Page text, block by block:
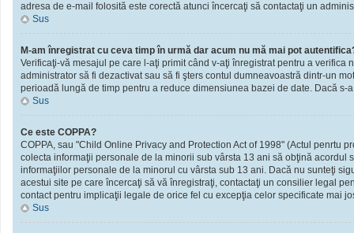
adresa de e-mail folosită este corectă atunci încercaţi să contactaţi un
Sus
M-am înregistrat cu ceva timp în urmă dar acum nu mă mai pot
Verificaţi-vă mesajul pe care l-aţi primit când v-aţi înregistrat pentru a
administrator să fi dezactivat sau să fi şters contul dumneavoastră dintr-un
perioadă lungă de timp pentru a reduce dimensiunea bazei de date. Dacă
Sus
Ce este COPPA?
COPPA, sau "Child Online Privacy and Protection Act of 1998" (Actul penrtu
colecta informaţii personale de la minorii sub vârsta 13 ani să obţină
informaţiilor personale de la minorul cu vârsta sub 13 ani. Dacă nu sunteţi
acestui site pe care încercaţi să vă înregistraţi, contactaţi un consilier legal
contact pentru implicaţii legale de orice fel cu excepţia celor specificate mai
Sus